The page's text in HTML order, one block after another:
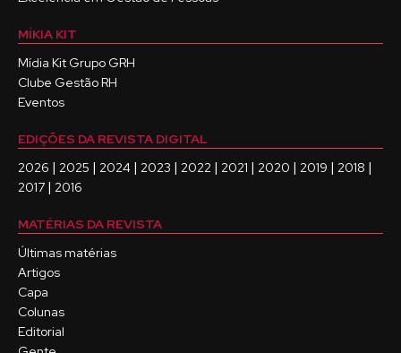
MÍKIA KIT
Mídia Kit Grupo GRH
Clube Gestão RH
Eventos
EDIÇÕES DA REVISTA DIGITAL
2026 | 2025 | 2024 | 2023 | 2022 | 2021 | 2020 | 2019 | 2018 |
2017 | 2016
MATÉRIAS DA REVISTA
Últimas matérias
Artigos
Capa
Colunas
Editorial